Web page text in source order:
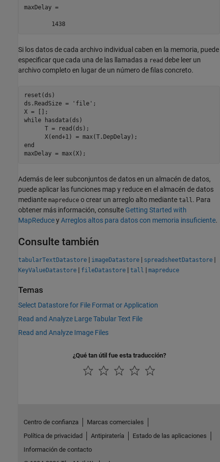
maxDelay =
        1438
Si los datos de cada archivo individual caben en la memoria, puede
especificar que cada una de las llamadas a read debe leer un
archivo completo en lugar de un número de filas concreto.
reset(ds)
ds.ReadSize =
'file' ;
while hasdata(ds)
      T = read(ds);
end
Además de leer subconjuntos de datos en un almacén de datos,
puede aplicar las funciones map y reduce en el almacén de datos
mediante mapreduce o crear un arreglo alto mediante tall . Para
obtener más información, consulte Getting Started with
MapReduceyArreglos altos para datos con memoria insuficiente.
Consulte también
tabularTextDatastore | imageDatastore | spreadsheetDatastore |
KeyValueDatastore | fileDatastore | tall | mapreduce
Temas
Select Datastore for File Format or Application
Read and Analyze Large Tabular Text File
Read and Analyze Image Files
¿Qué tan útil fue esta traducción?
Centro de confianza
Marcas comerciales
Política de privacidad
Antipiratería
Estado de las aplicaciones
Información de contacto